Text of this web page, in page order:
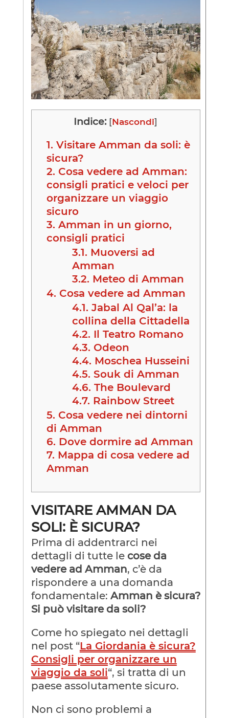
Indice: [Nascondi]
1. Visitare Amman da soli: è
sicura?
2. Cosa vedere ad Amman:
consigli pratici e veloci per
organizzare un viaggio
sicuro
3. Amman in un giorno,
consigli pratici
3.1. Muoversi ad
Amman
3.2. Meteo di Amman
4. Cosa vedere ad Amman
4.1. Jabal Al Qal’a: la
collina della Cittadella
4.2. Il Teatro Romano
4.3. Odeon
4.4. Moschea Husseini
4.5. Souk di Amman
4.6. The Boulevard
4.7. Rainbow Street
5. Cosa vedere nei dintorni
di Amman
6. Dove dormire ad Amman
7. Mappa di cosa vedere ad
Amman
VISITARE AMMAN DA
SOLI: È SICURA?
Prima di addentrarci nei
dettagli di tutte lecose da
vedere ad Amman, c’è da
rispondere a una domanda
fondamentale: Amman è sicura?
Si può visitare da soli?
Come ho spiegato nei dettagli
nel post “La Giordania è sicura?
Consigli per organizzare un
viaggio da soli“, si tratta di un
paese assolutamente sicuro.
Non ci sono problemi a